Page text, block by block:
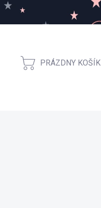
NÁKUPNÝ
PRÁZDNY KOŠÍK